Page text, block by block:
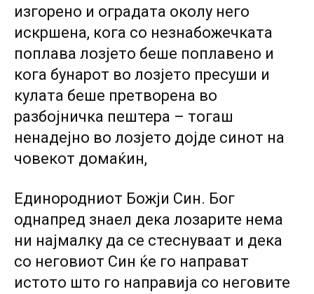
изгорено и оградата околу него
искршена, кога co незнабожечката
поплава лозјето беше поплавено и
кога бунарот во лозјето пресуши и
кулата беше претворена во
разбојничка пештера – тогаш
ненадејно во лозјето дојде синот на
човекот домаќин,
Единородниот Божји Син. Бог
однапред знаел дека лозарите нема
ни најмалку да се стеснуваат и дека
co неговиот Син ќе го направат
истото што го направија co неговите